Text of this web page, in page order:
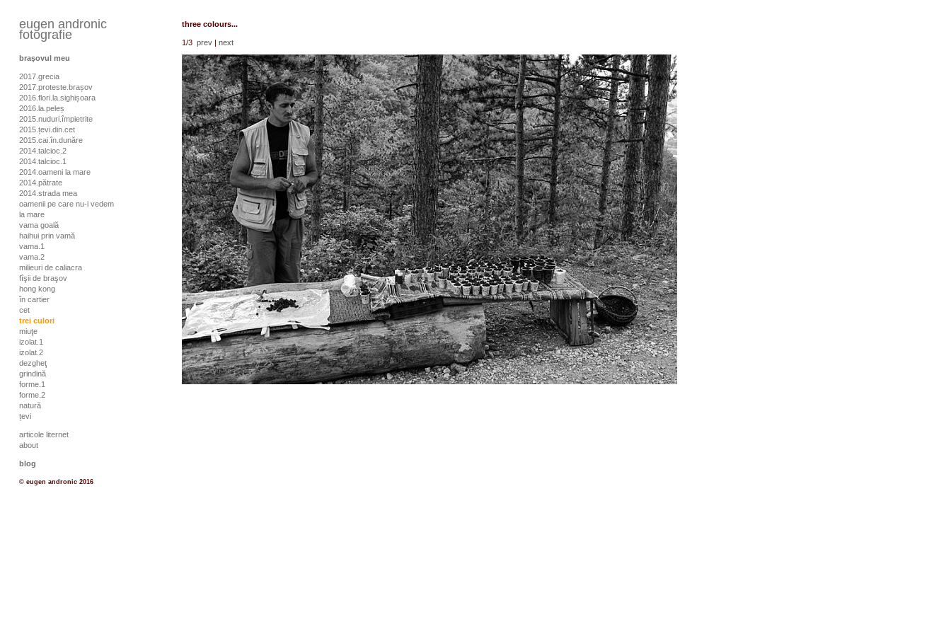
eugen andronic
fotografie
braşovul meu
2017.grecia
2017.proteste.brașov
2016.flori.la.sighișoara
2016.la.peleș
2015.nuduri.împietrite
2015.țevi.din.cet
2015.cai.în.dunăre
2014.talcioc.2
2014.talcioc.1
2014.oameni la mare
2014.pătrate
2014.strada mea
oamenii pe care nu-i vedem
la mare
vama goală
haihui prin vamă
vama.1
vama.2
milieuri de caliacra
fîşii de braşov
hong kong
în cartier
cet
trei culori
miuţe
izolat.1
izolat.2
dezgheţ
grindină
forme.1
forme.2
natură
țevi
articole liternet
about
blog
© eugen andronic 2016
three colours...
1/3 prev | next